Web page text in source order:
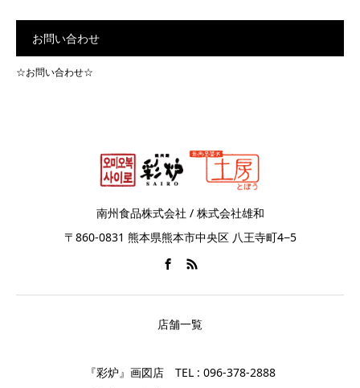
お問い合わせ
☆お問い合わせ☆
南州食品株式会社 / 株式会社雄和
〒860-0831 熊本県熊本市中央区 八王寺町4−5
店舗一覧
『彩炉』画図店 TEL : 096-378-2888